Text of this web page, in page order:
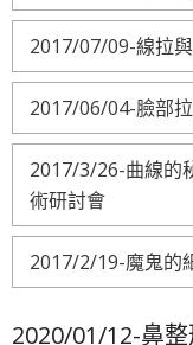
2017/07/09-線拉
2017/06/04-臉部
2017/3/26-曲線的
術研討會
2017/2/19-魔鬼的
2020/01/12-鼻